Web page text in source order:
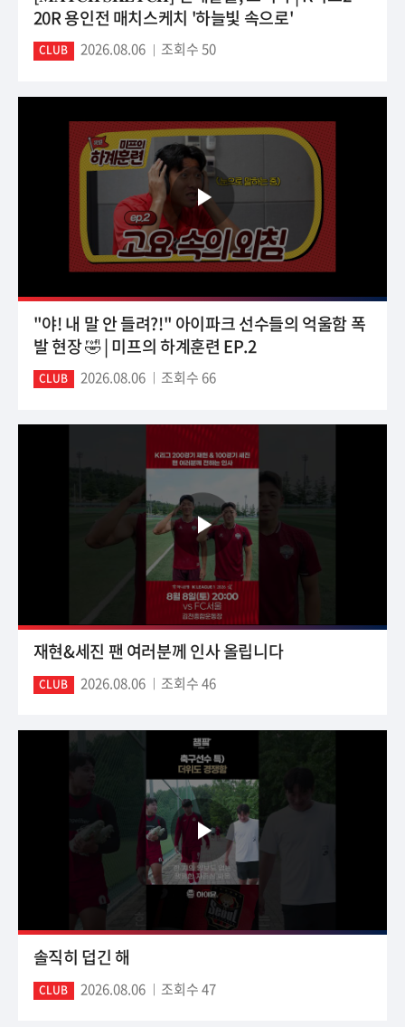
20R 용인전 매치스케치 '하늘빛 속으로'
CLUB 2026.08.06 조회수 50
"야! 내 말 안 들려?!" 아이파크 선수들의 억울함 폭
발 현장 🤣 | 미프의 하계훈련 EP.2
CLUB 2026.08.06 조회수 66
재현&세진 팬 여러분께 인사 올립니다
CLUB 2026.08.06 조회수 46
솔직히 덥긴 해
CLUB 2026.08.06 조회수 47